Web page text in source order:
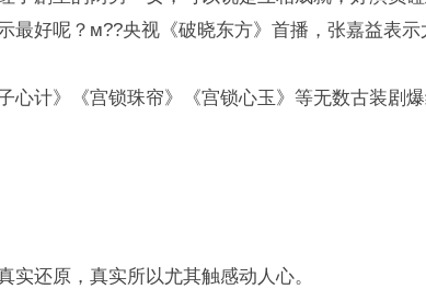
最好呢？м??央视《破晓东方》首播，张嘉益表示
心计》《宫锁珠帘》《宫锁心玉》等无数古装剧
实还原，真实所以尤其触感动人心。